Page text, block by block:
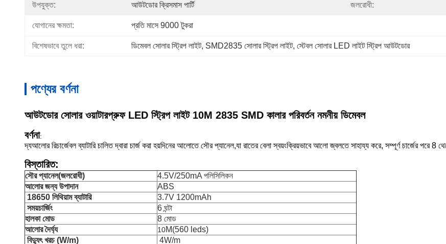
উপযুক্ত: আউটডোর ক্রিসমাস পার্টি জলরোধী:
যোগানের ক্ষমতা: প্রতি মাসে 9000 টুকরা
বিশেষভাবে তুলে ধরা: ডিমেবল সোলার স্ট্রিপ লাইট, SMD2835 সোলার স্ট্রিপ লাইট, স্টেবল সোলার LED লাইট স্ট্রিপ আউটডোর
পণ্যের বর্ণনা
আউটডোর সোলার ওয়াটারপ্রুফ LED স্ট্রিপ লাইট 10M 2835 SMD কালার পরিবর্তন নমনীয় ডিমেবল
বর্ণনা:
দ্যআলোর রিচার্জেবল ব্যাটারি চালিত দ্বারা চার্জ করা হয়দিনের আলোতে সৌর প্যানেল,যা রাতের বেলা স্বয়ংক্রিয়ভাবে আলো জ্বলতে সাহায্য করে, সম্পূর্ণ চার্জের পরে 8
বিস্তারিত:
সৌর প্যানেল(জলরোধী)
4.5V/250mA পলিসিলিকন
আলোর জন্য উপাদান
ABS
18650 লিথিয়াম ব্যাটারি
3.7V 1200mAh
সময়চার্জিং
6 ঘন্টা
হালকা মোড
8 মোড
আলোর দৈর্ঘ্য
10M(560 leds)
বিদ্যুৎ খরচ (W/m)
4W/m